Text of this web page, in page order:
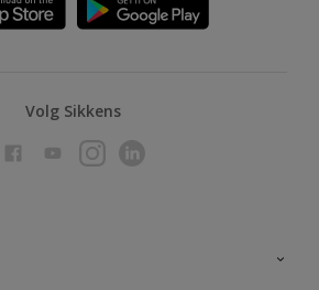
Volg Sikkens